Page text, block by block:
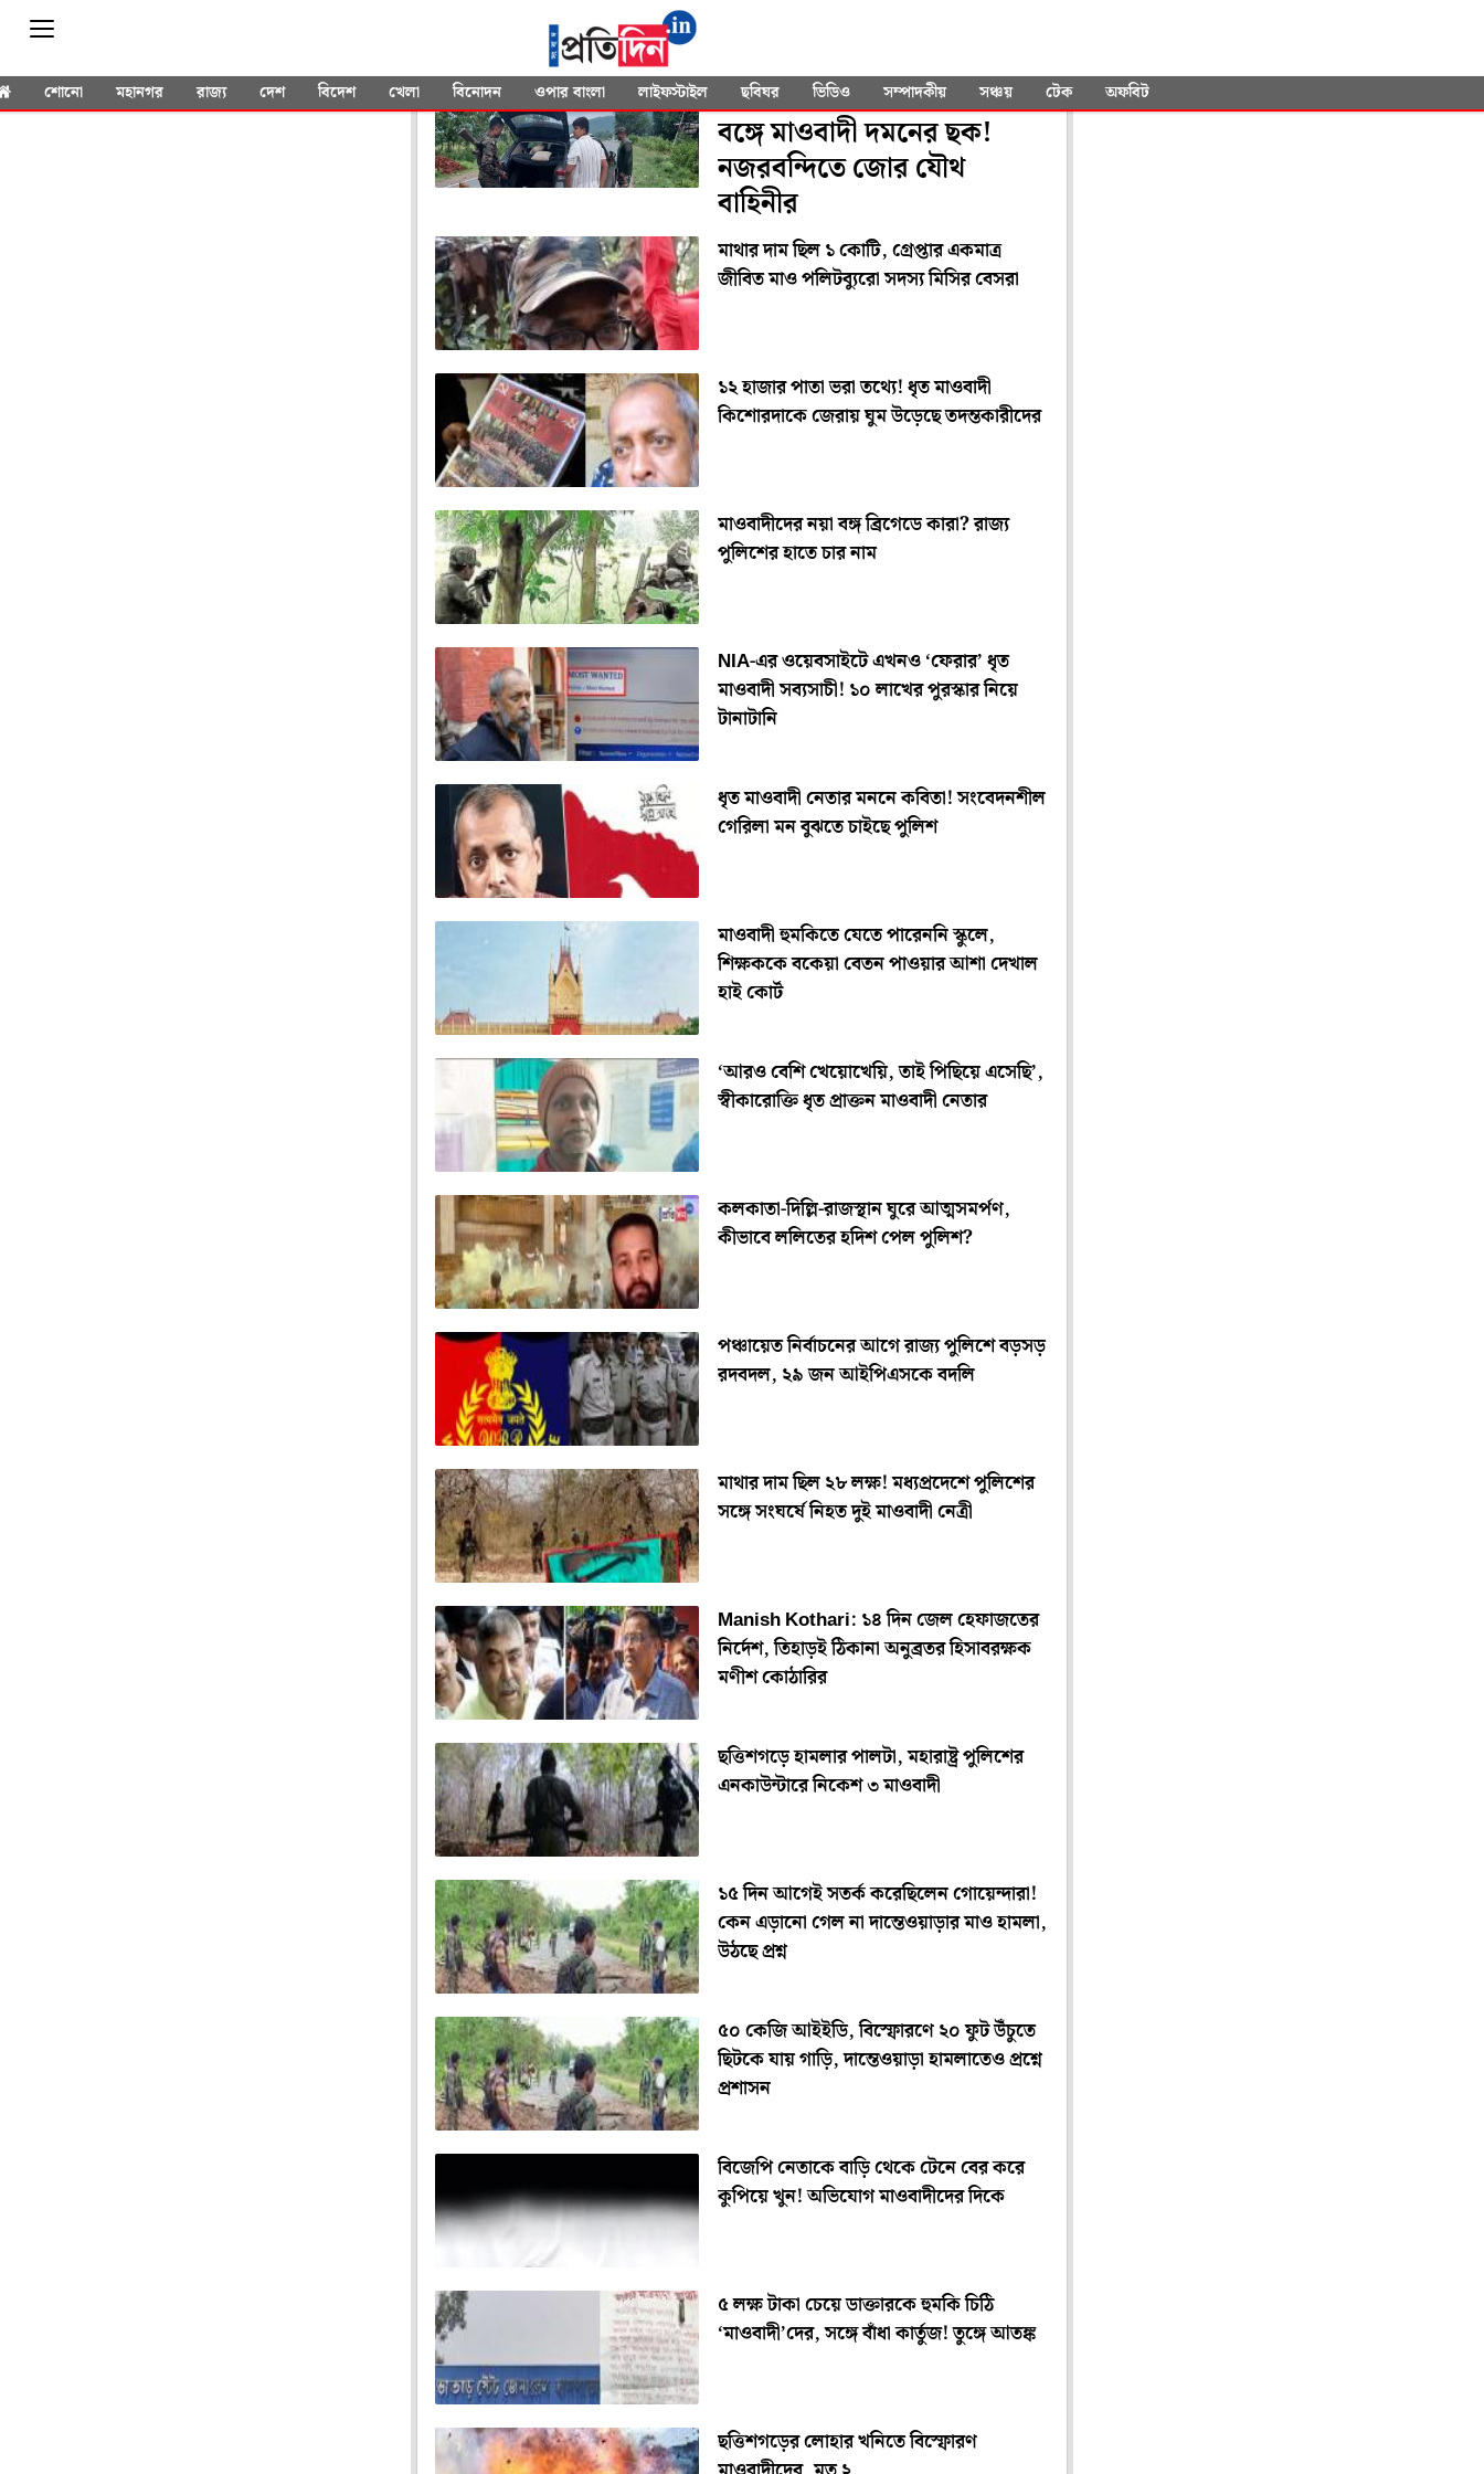
শোনো মহানগর রাজ্য দেশ বিদেশ খেলা বিনোদন ওপার বাংলা লাইফস্টাইল ছবিঘর ভিডিও সম্পাদকীয় সঞ্চয় টেক অফবিট
YOU SEARCHED FOR"Maoist"
বাম আমলে দেখানো পথেই
বঙ্গে মাওবাদী দমনের ছক!
নজরবন্দিতে জোর যৌথ
বাহিনীর
মাথার দাম ছিল ১ কোটি, গ্রেপ্তার একমাত্র
জীবিত মাও পলিটব্যুরো সদস্য মিসির বেসরা
১২ হাজার পাতা ভরা তথ্যে! ধৃত মাওবাদী
কিশোরদাকে জেরায় ঘুম উড়েছে তদন্তকারীদের
মাওবাদীদের নয়া বঙ্গ ব্রিগেডে কারা? রাজ্য
পুলিশের হাতে চার নাম
NIA-এর ওয়েবসাইটে এখনও ‘ফেরার’ ধৃত
মাওবাদী সব্যসাচী! ১০ লাখের পুরস্কার নিয়ে
টানাটানি
ধৃত মাওবাদী নেতার মননে কবিতা! সংবেদনশীল
গেরিলা মন বুঝতে চাইছে পুলিশ
মাওবাদী হুমকিতে যেতে পারেননি স্কুলে,
শিক্ষককে বকেয়া বেতন পাওয়ার আশা দেখাল
হাই কোর্ট
‘আরও বেশি খেয়োখেয়ি, তাই পিছিয়ে এসেছি’,
স্বীকারোক্তি ধৃত প্রাক্তন মাওবাদী নেতার
কলকাতা-দিল্লি-রাজস্থান ঘুরে আত্মসমর্পণ,
কীভাবে ললিতের হদিশ পেল পুলিশ?
পঞ্চায়েত নির্বাচনের আগে রাজ্য পুলিশে বড়সড়
রদবদল, ২৯ জন আইপিএসকে বদলি
মাথার দাম ছিল ২৮ লক্ষ! মধ্যপ্রদেশে পুলিশের
সঙ্গে সংঘর্ষে নিহত দুই মাওবাদী নেত্রী
Manish Kothari: ১৪ দিন জেল হেফাজতের
নির্দেশ, তিহাড়ই ঠিকানা অনুব্রতর হিসাবরক্ষক
মণীশ কোঠারির
ছত্তিশগড়ে হামলার পালটা, মহারাষ্ট্র পুলিশের
এনকাউন্টারে নিকেশ ৩ মাওবাদী
১৫ দিন আগেই সতর্ক করেছিলেন গোয়েন্দারা!
কেন এড়ানো গেল না দান্তেওয়াড়ার মাও হামলা,
উঠছে প্রশ্ন
৫০ কেজি আইইডি, বিস্ফোরণে ২০ ফুট উঁচুতে
ছিটকে যায় গাড়ি, দান্তেওয়াড়া হামলাতেও প্রশ্নে
প্রশাসন
বিজেপি নেতাকে বাড়ি থেকে টেনে বের করে
কুপিয়ে খুন! অভিযোগ মাওবাদীদের দিকে
৫ লক্ষ টাকা চেয়ে ডাক্তারকে হুমকি চিঠি
‘মাওবাদী’দের, সঙ্গে বাঁধা কার্তুজ! তুঙ্গে আতঙ্ক
ছত্তিশগড়ের লোহার খনিতে বিস্ফোরণ